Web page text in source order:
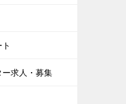
求人・募集